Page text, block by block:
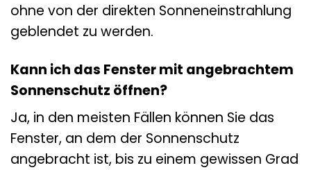
ohne von der direkten Sonneneinstrahlung
geblendet zu werden.
Kann ich das Fenster mit angebrachtem
Sonnenschutz öffnen?
Ja, in den meisten Fällen können Sie das
Fenster, an dem der Sonnenschutz
angebracht ist, bis zu einem gewissen Grad